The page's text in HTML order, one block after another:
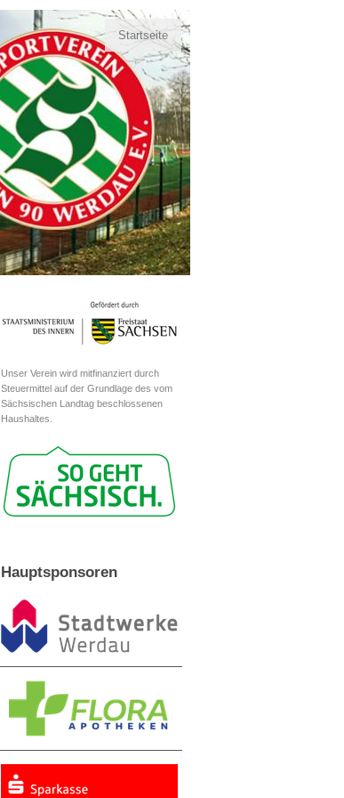
Startseite
Unser Verein wird mitfinanziert durch
Steuermittel auf der Grundlage des vom
Sächsischen Landtag beschlossenen
Haushaltes.
Hauptsponsoren